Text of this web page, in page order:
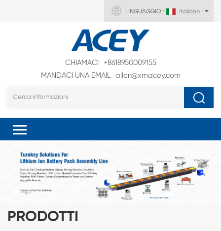
LINGUAGGIO : Italiano
CHIAMACI
+8618950009155
MANDACI UNA EMAIL
allen@xmacey.com
PRODOTTI